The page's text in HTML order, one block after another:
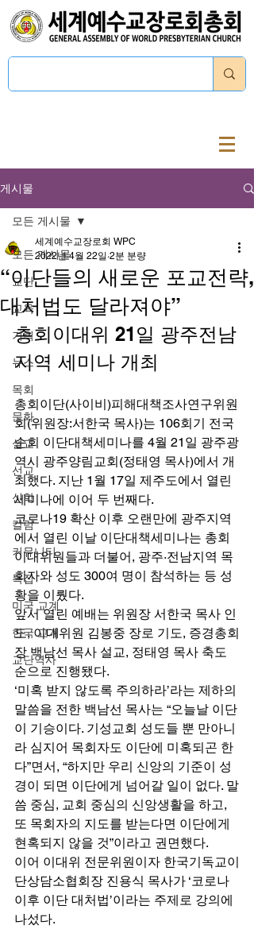
게시물
모든 게시물
교단
교육
기획
뉴스
목회
문화
설교
선교
신학
칼럼
커뮤니티
특집
미국 교계
한국 교계
교단역사
모든 게시물
“이단들의 새로운 포교전략,
대처법도 달라져야”
세계예수교장로회 WPC
2022년 4월 22일 2분 분량
총회이대위 21일 광주전남
지역 세미나 개최
총회이단(사이비)피해대책조사연구위원
회(위원장:서한국 목사)는 106회기 전국
순회 이단대책세미나를 4월 21일 광주광
역시 광주양림교회(정태영 목사)에서 개
최했다. 지난 1월 17일 제주도에서 열린
세미나에 이어 두 번째다.
코로나19 확산 이후 오랜만에 광주지역
에서 열린 이날 이단대책세미나는 총회
이대위원들과 더불어, 광주·전남지역 목
회자와 성도 300여 명이 참석하는 등 성
황을 이뤘다.
앞서 열린 예배는 위원장 서한국 목사 인
도, 이대위원 김봉중 장로 기도, 증경총회
장 백남선 목사 설교, 정태영 목사 축도
순으로 진행됐다.
‘미혹 받지 않도록 주의하라’라는 제하의
말씀을 전한 백남선 목사는 “오늘날 이단
이 기승이다. 기성교회 성도들 뿐 만아니
라 심지어 목회자도 이단에 미혹되곤 한
다”면서, “하지만 우리 신앙의 기준이 성
경이 되면 이단에게 넘어갈 일이 없다. 말
씀 중심, 교회 중심의 신앙생활을 하고,
또 목회자의 지도를 받는다면 이단에게
현혹되지 않을 것”이라고 권면했다.
이어 이대위 전문위원이자 한국기독교이
단상담소협회장 진용식 목사가 ‘코로나
이후 이단 대처법’이라는 주제로 강의에
나섰다.